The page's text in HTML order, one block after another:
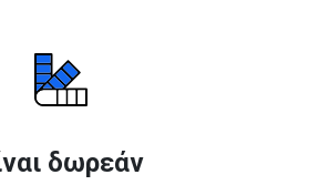
δωρεάν